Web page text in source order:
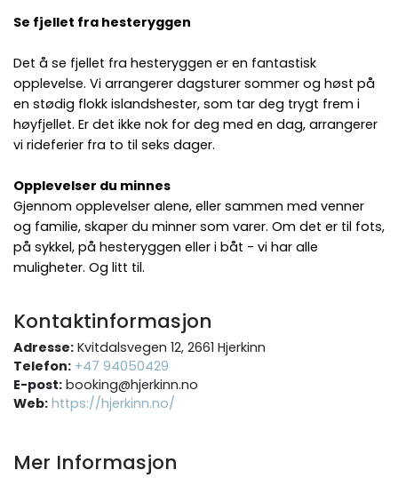
Se fjellet fra hesteryggen
Det å se fjellet fra hesteryggen er en fantastisk
opplevelse. Vi arrangerer dagsturer sommer og høst på
en stødig flokk islandshester, som tar deg trygt frem i
høyfjellet. Er det ikke nok for deg med en dag, arrangerer
vi rideferier fra to til seks dager.
Opplevelser du minnes
Gjennom opplevelser alene, eller sammen med venner
og familie, skaper du minner som varer. Om det er til fots,
på sykkel, på hesteryggen eller i båt - vi har alle
muligheter. Og litt til.
Kontaktinformasjon
Adresse: Kvitdalsvegen 12, 2661 Hjerkinn
Telefon: +47 94050429
E-post: booking@hjerkinn.no
Web: https://hjerkinn.no/
Mer Informasjon